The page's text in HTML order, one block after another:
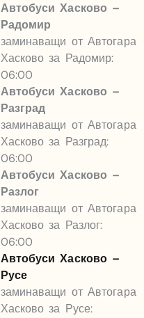
Автобуси Хасково –
Радомир
заминаващи от Автогара
Хасково за Радомир:
06:00
Автобуси Хасково –
Разград
заминаващи от Автогара
Хасково за Разград:
06:00
Автобуси Хасково –
Разлог
заминаващи от Автогара
Хасково за Разлог:
06:00
Автобуси Хасково –
Русе
заминаващи от Автогара
Хасково за Русе: